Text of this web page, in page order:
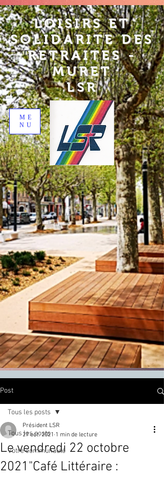
LOISIRS ET
SOLIDARITE DES
RETRAITES -
MURET
LSR
ME
NU
Post
Tous les posts
Votre communauté
Tous les posts
Le vendredi 22 octobre
2021"Café Littéraire :
Président LSR
27 oct. 2021 1 min de lecture